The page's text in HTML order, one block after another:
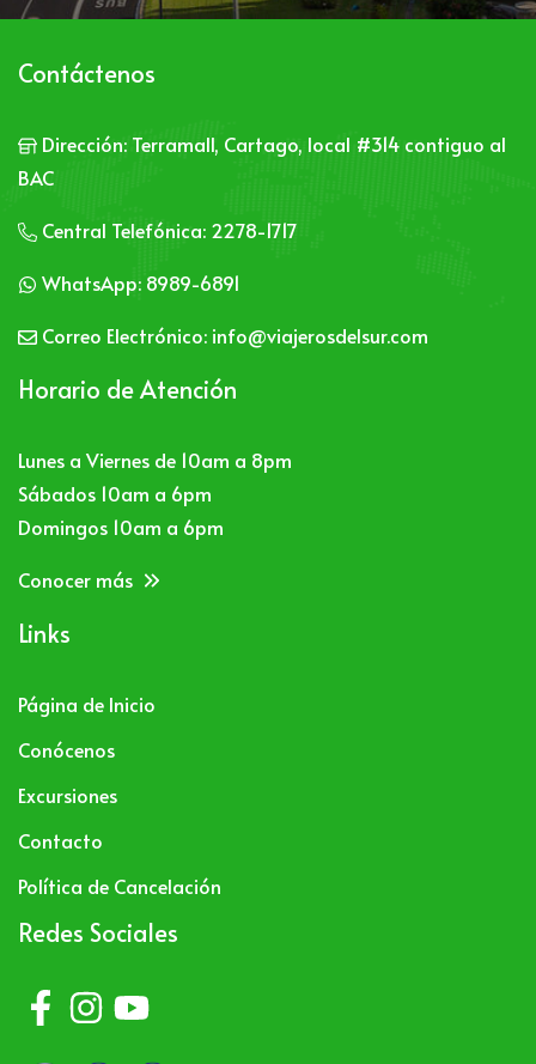
Contáctenos
Dirección: Terramall, Cartago, local #314 contiguo al
BAC
Central Telefónica: 2278-1717
WhatsApp: 8989-6891
Correo Electrónico: info@viajerosdelsur.com
Horario de Atención
Lunes a Viernes de 10am a 8pm
Sábados 10am a 6pm
Domingos 10am a 6pm
Conocer más
Links
Página de Inicio
Conócenos
Excursiones
Contacto
Política de Cancelación
Redes Sociales